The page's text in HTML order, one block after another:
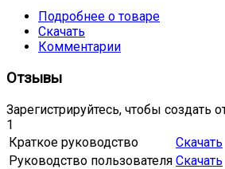
Подробнее о товаре
Скачать
Комментарии
Отзывы
Зарегистрируйтесь, чтобы создать
1
Краткое руководство
Скачать
Руководство пользователя Скачать